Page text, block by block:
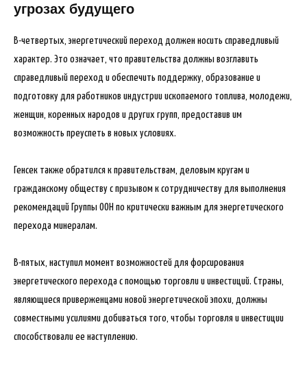
угрозах будущего
В-четвертых, энергетический переход должен носить справедливый
характер. Это означает, что правительства должны возглавить
справедливый переход и обеспечить поддержку, образование и
подготовку для работников индустрии ископаемого топлива, молодежи,
женщин, коренных народов и других групп, предоставив им
возможность преуспеть в новых условиях.
Генсек также обратился к правительствам, деловым кругам и
гражданскому обществу с призывом к сотрудничеству для выполнения
рекомендаций Группы ООН по критически важным для энергетического
перехода минералам.
В-пятых, наступил момент возможностей для форсирования
энергетического перехода с помощью торговли и инвестиций. Страны,
являющиеся приверженцами новой энергетической эпохи, должны
совместными усилиями добиваться того, чтобы торговля и инвестиции
способствовали ее наступлению.